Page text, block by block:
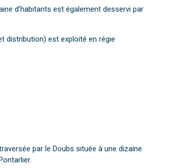
d’habitants est également desservi par
distribution) est exploité en régie
par le Doubs située à une dizaine